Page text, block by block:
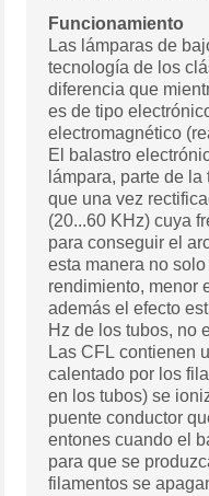
Funcionamiento
Las lámparas de
tecnología de los
diferencia que
es de tipo
electromagnético
El balastro
lámpara, parte de
que una vez
(20...60 KHz) cuya
para conseguir el
esta manera no
rendimiento, menor
además el efecto
Hz de los tubos, no
Las CFL contienen
calentado por los
en los tubos) se
puente conductor
entones cuando el
para que se
filamentos se